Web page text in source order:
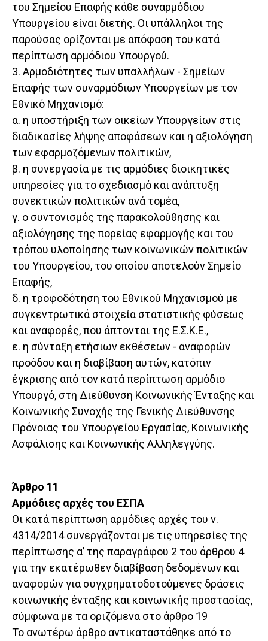
του Σημείου Επαφής κάθε συναρμόδιου
Υπουργείου είναι διετής. Οι υπάλληλοι της
παρούσας ορίζονται με απόφαση του κατά
περίπτωση αρμόδιου Υπουργού.
3. Αρμοδιότητες των υπαλλήλων - Σημείων
Επαφής των συναρμόδιων Υπουργείων με τον
Εθνικό Μηχανισμό:
α. η υποστήριξη των οικείων Υπουργείων στις
διαδικασίες λήψης αποφάσεων και η αξιολόγηση
των εφαρμοζόμενων πολιτικών,
β. η συνεργασία με τις αρμόδιες διοικητικές
υπηρεσίες για το σχεδιασμό και ανάπτυξη
συνεκτικών πολιτικών ανά τομέα,
γ. ο συντονισμός της παρακολούθησης και
αξιολόγησης της πορείας εφαρμογής και του
τρόπου υλοποίησης των κοινωνικών πολιτικών
του Υπουργείου, του οποίου αποτελούν Σημείο
Επαφής,
δ. η τροφοδότηση του Εθνικού Μηχανισμού με
συγκεντρωτικά στοιχεία στατιστικής φύσεως
και αναφορές, που άπτονται της Ε.Σ.Κ.Ε.,
ε. η σύνταξη ετήσιων εκθέσεων - αναφορών
προόδου και η διαβίβαση αυτών, κατόπιν
έγκρισης από τον κατά περίπτωση αρμόδιο
Υπουργό, στη Διεύθυνση Κοινωνικής Ένταξης και
Κοινωνικής Συνοχής της Γενικής Διεύθυνσης
Πρόνοιας του Υπουργείου Εργασίας, Κοινωνικής
Ασφάλισης και Κοινωνικής Αλληλεγγύης.
Άρθρο 11
Αρμόδιες αρχές του ΕΣΠΑ
Οι κατά περίπτωση αρμόδιες αρχές του ν.
4314/2014 συνεργάζονται με τις υπηρεσίες της
περίπτωσης α’ της παραγράφου 2 του άρθρου 4
για την εκατέρωθεν διαβίβαση δεδομένων και
αναφορών για συγχρηματοδοτούμενες δράσεις
κοινωνικής ένταξης και κοινωνικής προστασίας,
σύμφωνα με τα οριζόμενα στο άρθρο 19
Το ανωτέρω άρθρο αντικαταστάθηκε από το